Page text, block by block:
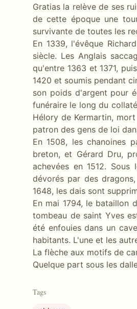
Gratias la relève de ses
de cette époque une
survivante de toutes les
En 1339, l'évêque
siècle. Les Anglais
qu'entre 1363 et 1371,
1420 et soumis pendant
son poids d'argent pour
funéraire le long du
Hélory de Kermartin,
patron des gens de loi
En 1508, les chanoines
breton, et Gérard Dru,
achevées en 1512.
dévorés par des
1648, les dais sont
En mai 1794, le bataillon
tombeau de saint Yves
été enfouies dans un
habitants. L'une et les
La flèche aux motifs de
Quelque part sous les
Tags